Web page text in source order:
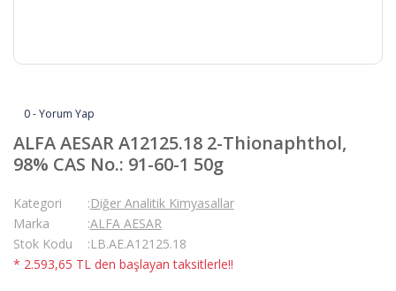
0 - Yorum Yap
ALFA AESAR A12125.18 2-Thionaphthol,
98% CAS No.: 91-60-1 50g
Kategori
Diğer Analitik Kimyasallar
Marka
ALFA AESAR
Stok Kodu
LB.AE.A12125.18
* 2.593,65 TL den başlayan taksitlerle!!